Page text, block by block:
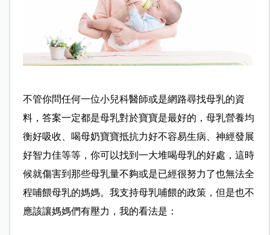
不管你問任何一位小兒科醫師或是網路尋找母乳的資
料，答案一定都是母乳對於寶寶是最好的，母乳營養均
衡好吸收、喝母奶寶寶抵抗力好不容易生病、神經發展
好智力佳等等，你可以找到一大堆喝母乳的好處，這時
候就傷害到那些母乳量不夠或是已經很努力了也無法全
程哺餵母乳的媽媽。我支持母乳哺餵的政策，但是也不
應該讓媽媽們有壓力，我的看法是：